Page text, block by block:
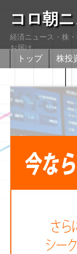
コロ朝
経済ニュース・株
お届け
トップ 株投